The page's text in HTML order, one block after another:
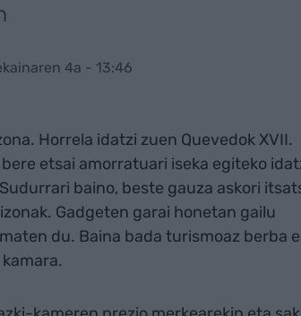
4a - 13:46
Horrela idatzi zuen Quevedok XVII.
etsai amorratuari iseka egiteko
baino, beste gauza askori
Gadgeten garai honetan gailu
du. Baina bada turismoaz berba